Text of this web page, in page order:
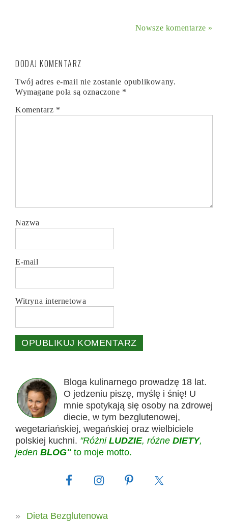
Nowsze komentarze »
DODAJ KOMENTARZ
Twój adres e-mail nie zostanie opublikowany.
Wymagane pola są oznaczone *
Komentarz *
Nazwa
E-mail
Witryna internetowa
Bloga kulinarnego prowadzę 18 lat.
O jedzeniu piszę, myślę i śnię! U
mnie spotykają się osoby na zdrowej
diecie, w tym bezglutenowej,
wegetariańskiej, wegańskiej oraz wielbiciele
polskiej kuchni. "Różni LUDZIE, różne DIETY,
jeden BLOG" to moje motto.
Dieta Bezglutenowa